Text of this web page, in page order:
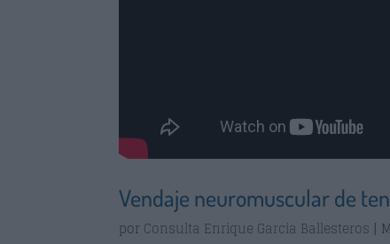
Vendaje neuromuscular de
por Consulta Enrique Garcia Ballesteros |